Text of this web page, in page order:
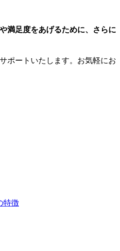
満足度をあげるために、さらに
ポートいたします。お気軽にお
特徴